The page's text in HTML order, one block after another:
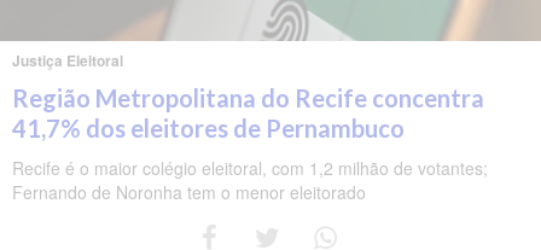
Justiça Eleitoral
Região Metropolitana do Recife concentra
41,7% dos eleitores de Pernambuco
Recife é o maior colégio eleitoral, com 1,2 milhão de votantes;
Fernando de Noronha tem o menor eleitorado